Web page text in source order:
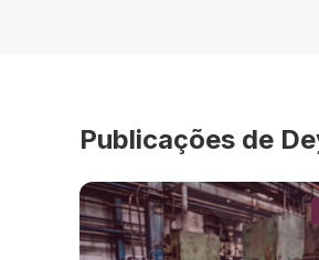
Publicações de